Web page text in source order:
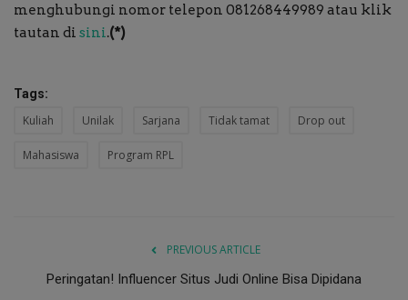
menghubungi nomor telepon 081268449989 atau klik
tautan di sini.(*)
Tags:
Kuliah Unilak Sarjana Tidak tamat Drop out
Mahasiswa Program RPL
PREVIOUS ARTICLE
Peringatan! Influencer Situs Judi Online Bisa Dipidana